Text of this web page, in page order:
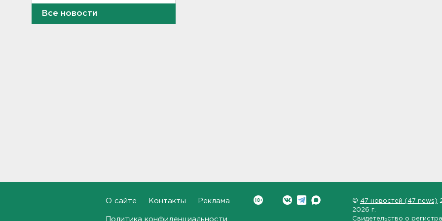
После нападения на бригаду
возбудили уголовное дело
Все новости
О сайте Контакты Реклама
Политика конфиденциальности
© 47 новостей (47 news)
2026 г.
Свидетельство о